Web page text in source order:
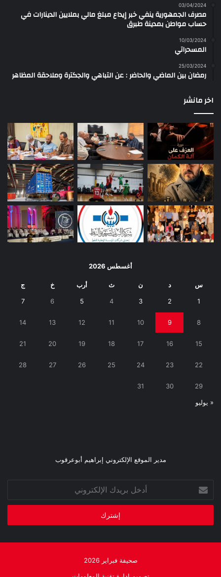
03/04/2024
مصرف الجمهورية ينفي خبر إيداع مبلغ مالي بملايين الدينارات في
حساب مواطن بمدينة طبرق
10/03/2024
المسحراتي
25/03/2024
رمضان بين الماضي والحاضر : عن التباهي والجكترة وملاحقة المظاهر
اخر مانشر
أغسطس 2026
س د ن ث أرب خ ج
1
2
3
4
5
6
7
8
9
10
11
12
13
14
15
16
17
18
19
20
21
22
23
24
25
26
27
28
29
30
31
« يوليو
مدير الموقع الإلكتروني إبراهيم أبوعرقوب
أدخل
بريدك
الإلكتروني
صحيفة فبراير 2026